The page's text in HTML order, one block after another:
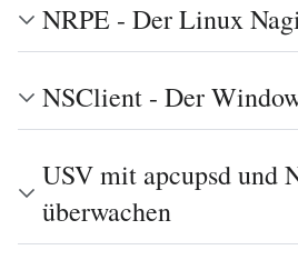
NRPE - Der Linux
NSClient - Der
USV mit apcupsd und
überwachen